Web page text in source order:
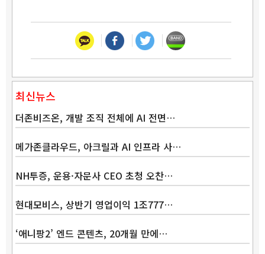
최신뉴스
더존비즈온, 개발 조직 전체에 AI 전면…
메가존클라우드, 아크릴과 AI 인프라 사…
NH투증, 운용·자문사 CEO 초청 오찬…
현대모비스, 상반기 영업이익 1조777…
‘애니팡2’ 엔드 콘텐츠, 20개월 만에…